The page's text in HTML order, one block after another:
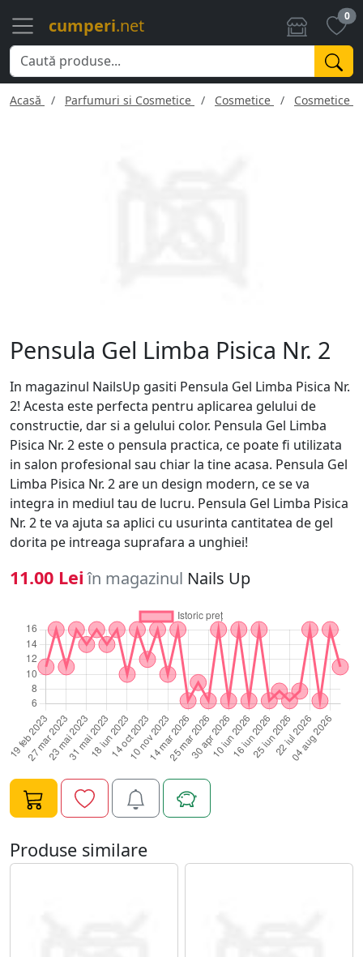
cumperi.net 0
Acasă Parfumuri si Cosmetice Cosmetice Cosmetice
Pensula Gel Limba Pisica Nr. 2
In magazinul NailsUp gasiti Pensula Gel Limba Pisica Nr.
2! Acesta este perfecta pentru aplicarea gelului de
constructie, dar si a gelului color. Pensula Gel Limba
Pisica Nr. 2 este o pensula practica, ce poate fi utilizata
in salon profesional sau chiar la tine acasa. Pensula Gel
Limba Pisica Nr. 2 are un design modern, ce se va
integra in mediul tau de lucru. Pensula Gel Limba Pisica
Nr. 2 te va ajuta sa aplici cu usurinta cantitatea de gel
dorita pe intreaga suprafara a unghiei!
11.00 Lei în magazinul Nails Up
Produse similare